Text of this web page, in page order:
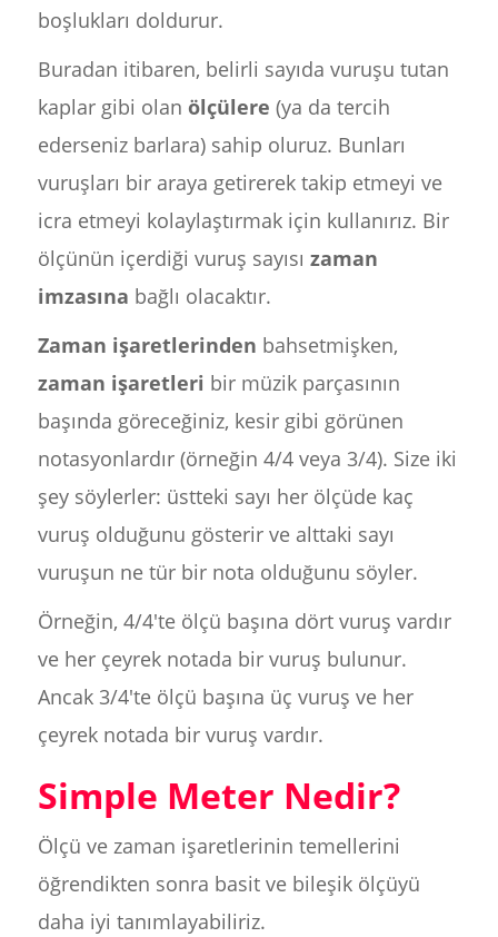
boşlukları doldurur.
Buradan itibaren, belirli sayıda vuruşu tutan
kaplar gibi olan ölçülere (ya da tercih
ederseniz barlara) sahip oluruz. Bunları
vuruşları bir araya getirerek takip etmeyi ve
icra etmeyi kolaylaştırmak için kullanırız. Bir
ölçünün içerdiği vuruş sayısı zaman
imzasına bağlı olacaktır.
Zaman işaretlerinden bahsetmişken,
zaman işaretleri bir müzik parçasının
başında göreceğiniz, kesir gibi görünen
notasyonlardır (örneğin 4/4 veya 3/4). Size iki
şey söylerler: üstteki sayı her ölçüde kaç
vuruş olduğunu gösterir ve alttaki sayı
vuruşun ne tür bir nota olduğunu söyler.
Örneğin, 4/4'te ölçü başına dört vuruş vardır
ve her çeyrek notada bir vuruş bulunur.
Ancak 3/4'te ölçü başına üç vuruş ve her
çeyrek notada bir vuruş vardır.
Simple Meter Nedir?
Ölçü ve zaman işaretlerinin temellerini
öğrendikten sonra basit ve bileşik ölçüyü
daha iyi tanımlayabiliriz.